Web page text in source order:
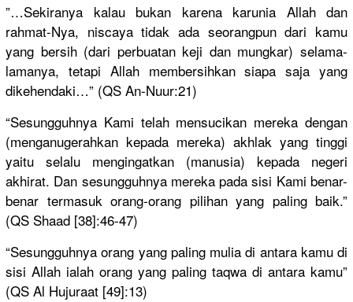
”…Sekiranya kalau bukan karena karunia Allah dan
rahmat-Nya, niscaya tidak ada seorangpundari kamu
yang bersih (dari perbuatan keji dan mungkar) selama-
lamanya, tetapi Allah membersihkan siapa saja yang
dikehendaki…” (QS An-Nuur:21)
“Sesungguhnya Kami telah mensucikan mereka dengan
(menganugerahkan kepada mereka) akhlak yang tinggi
yaitu selalu mengingatkan (manusia) kepada negeri
akhirat. Dan sesungguhnya mereka pada sisi Kami benar-
benar termasuk orang-orang pilihan yang paling baik.”
(QS Shaad [38]:46-47)
“Sesungguhnya orang yang paling mulia di antara kamu di
sisi Allah ialah orang yang paling taqwa di antara kamu”
(QS Al Hujuraat [49]:13)